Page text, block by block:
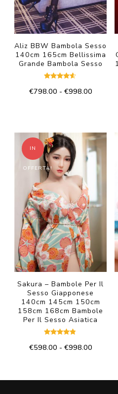
Aliz BBW Bambola Sesso
140cm 165cm Bellissima
Grande Bambola Sesso
4.50
€798.00 - €998.00Fascia
€798.00
a
€998.00
ha
più
varianti.
Le
opzioni
possono
essere
scelte
nella
pagina
del
prodotto
IN
OFFERTA!
Sakura – Bambole Per Il
Sesso Giapponese
140cm 145cm 150cm
158cm 168cm Bambole
Per Il Sesso Asiatica
4.67
€598.00 - €998.00Fascia
da